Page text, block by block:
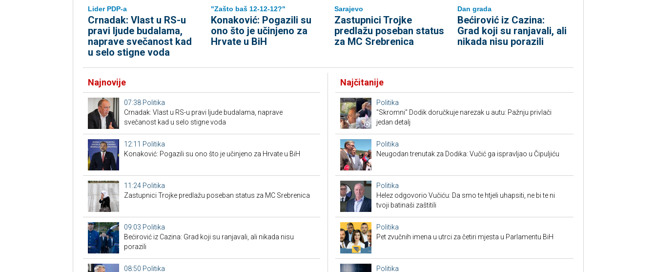
Lider PDP-a
Crnadak: Vlast u RS-u
pravi ljude budalama,
naprave svečanost kad
u selo stigne voda
"Zašto baš 12-12-12?"
Konaković: Pogazili su
ono što je učinjeno za
Hrvate u BiH
Sarajevo
Zastupnici Trojke
predlažu poseban status
za MC Srebrenica
Dan grada
Bećirović iz Cazina:
Grad koji su ranjavali, ali
nikada nisu porazili
Najnovije
07:38 Politika
Crnadak: Vlast u RS-u pravi ljude budalama, naprave
svečanost kad u selo stigne voda
12:11 Politika
Konaković: Pogazili su ono što je učinjeno za Hrvate u BiH
11:24 Politika
Zastupnici Trojke predlažu poseban status za MC Srebrenica
09:03 Politika
Bećirović iz Cazina: Grad koji su ranjavali, ali nikada nisu
porazili
08:50 Politika
Najčitanije
Politika
"Skromni" Dodik doručkuje narezak u autu: Pažnju privlači
jedan detalj
Politika
Neugodan trenutak za Dodika: Vučić ga ispravljao u Čipuljiću
Politika
Helez odgovorio Vučiću: Da smo te htjeli uhapsiti, ne bi te ni
tvoji batinaši zaštitili
Politika
Pet zvučnih imena u utrci za četiri mjesta u Parlamentu BiH
Politika